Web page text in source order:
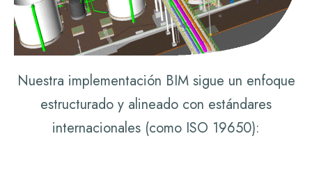
Nuestra implementación BIM sigue un enfoque
estructurado y alineado con estándares
internacionales (como ISO 19650):